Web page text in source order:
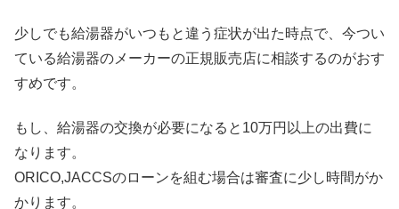
少しでも給湯器がいつもと違う症状が出た時点で、今つい
ている給湯器のメーカーの正規販売店に相談するのがおす
すめです。
もし、給湯器の交換が必要になると10万円以上の出費に
なります。
ORICO,JACCSのローンを組む場合は審査に少し時間がか
かります。